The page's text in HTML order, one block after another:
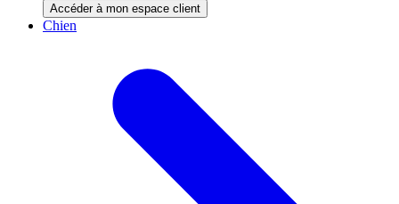
Accéder à mon espace client
Chien